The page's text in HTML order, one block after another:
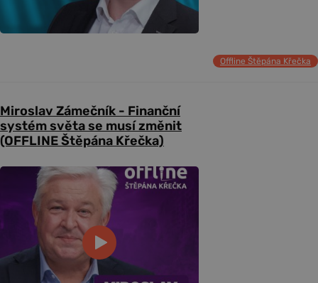
Offline Štěpána Křečka
Miroslav Zámečník - Finanční
systém světa se musí změnit
(OFFLINE Štěpána Křečka)